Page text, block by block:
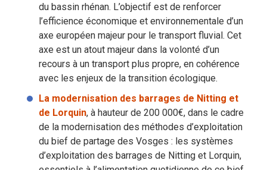
du bassin rhénan. L’objectif est de renforcer
l’efficience économique et environnementale d’un
axe européen majeur pour le transport fluvial. Cet
axe est un atout majeur dans la volonté d’un
recours à un transport plus propre, en cohérence
avec les enjeux de la transition écologique.
La modernisation des barrages de Nitting et
de Lorquin, à hauteur de 200 000€, dans le cadre
de la modernisation des méthodes d’exploitation
du bief de partage des Vosges : les systèmes
d’exploitation des barrages de Nitting et Lorquin,